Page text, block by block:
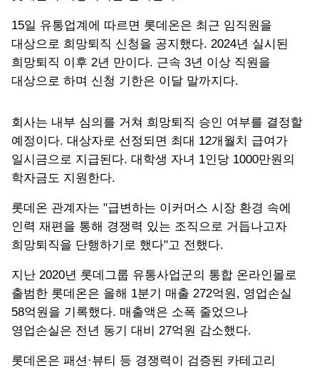
15일 유통업계에 따르면 롯데온은 최근 임직원을
대상으로 희망퇴직 신청을 공지했다. 2024년 실시된
희망퇴직 이후 2년 만이다. 근속 3년 이상 직원을
대상으로 하며 신청 기한은 이달 말까지다.
회사는 내부 심의를 거쳐 희망퇴직 승인 여부를 결정할
예정이다. 대상자로 선정되면 최대 12개월치 급여가
일시금으로 지급된다. 대학생 자녀 1인당 1000만원의
학자금도 지원한다.
롯데온 관계자는 "급변하는 이커머스 시장 환경 속에
인력 재편을 통해 경쟁력 있는 조직으로 거듭나고자
희망퇴직을 단행하기로 했다"고 전했다.
지난 2020년 롯데그룹 유통사업군의 통합 온라인몰로
출범한 롯데온은 올해 1분기 매출 272억원, 영업손실
58억원을 기록했다. 매출액은 소폭 줄었으나
영업손실은 전년 동기 대비 27억원 감소했다.
롯데온은 패션·뷰티 등 경쟁력이 검증된 카테고리